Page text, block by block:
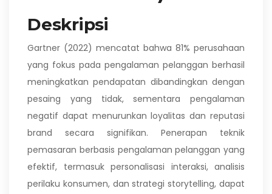
Deskripsi
Gartner (2022) mencatat bahwa 81% perusahaan
yang fokus pada pengalaman pelanggan berhasil
meningkatkan pendapatan dibandingkan dengan
pesaing yang tidak, sementara pengalaman
negatif dapat menurunkan loyalitas dan reputasi
brand secara signifikan. Penerapan teknik
pemasaran berbasis pengalaman pelanggan yang
efektif, termasuk personalisasi interaksi, analisis
perilaku konsumen, dan strategi storytelling, dapat